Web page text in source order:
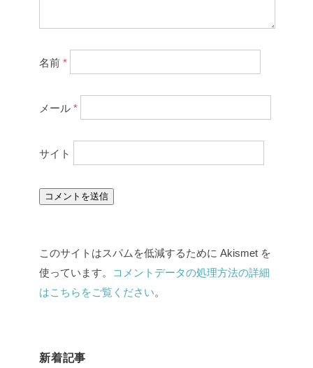
名前 *
メール *
サイト
このサイトはスパムを低減するために Akismet を
使っています。
コメントデータの処理方法の詳細
はこちらをご覧ください。
新着記事